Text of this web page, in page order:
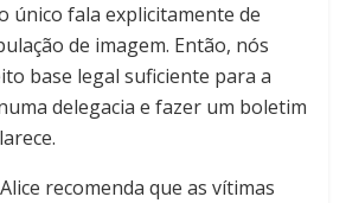
único fala explicitamente de
de imagem. Então, nós
base legal suficiente para a
delegacia e fazer um boletim
recomenda que as vítimas